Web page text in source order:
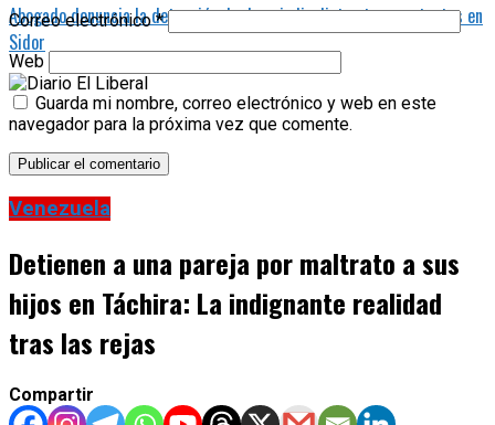
Abogado denuncia la detención de dos sindicalistas tras protestas en
Sidor
Correo electrónico*
Web
Guarda mi nombre, correo electrónico y web en este
navegador para la próxima vez que comente.
Venezuela
Detienen a una pareja por maltrato a sus
hijos en Táchira: La indignante realidad
tras las rejas
Compartir